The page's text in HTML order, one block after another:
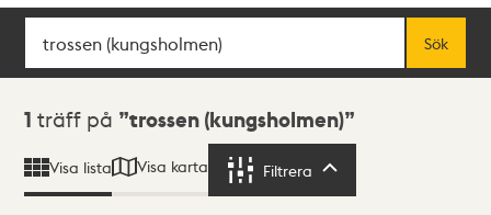
Sök
Sök
Sökresultat
1 träff på trossen (kungsholmen)
Visa lista Visa karta Filtrera